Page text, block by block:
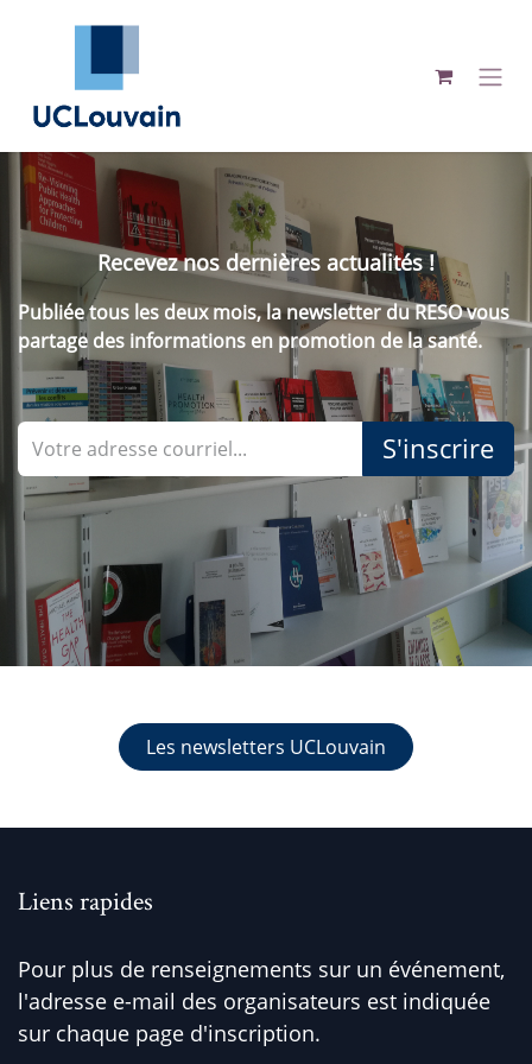
Se rendre au contenu
Recevez nos dernières actualités !
Publiée tous les deux mois, la newsletter du RESO vous
partage des informations en promotion de la santé.
S'inscrire
Les newsletters UCLouvain
Liens rapides
Pour plus de renseignements sur un événement,
l'adresse e-mail des organisateurs est indiquée
sur chaque page d'inscription.